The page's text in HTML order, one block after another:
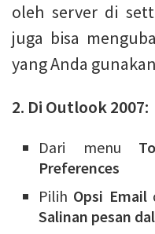
oleh server di
juga bisa
yang Anda
2. Di Outlook 2007:
Dari menu
Preferences
Pilih Opsi Email
Salinan pesan